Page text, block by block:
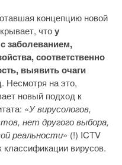
концепцию новой
чтоу
заболеванием,
соответственно
выявить очаги
. Несмотря на это,
новый подход к
«У вирусологов,
нет другого выбора,
реальности» (!) ICTV
вирусов.